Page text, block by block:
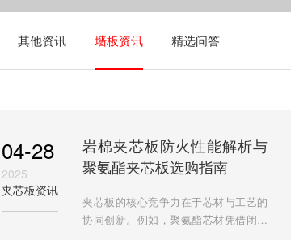
其他资讯 墙板资讯 精选问答
04-28
2025
夹芯板资讯
岩棉夹芯板防火性能解析与
聚氨酯夹芯板选购指南
夹芯板的核心竞争力在于芯材与工艺的
协同创新。例如，聚氨酯芯材凭借闭孔